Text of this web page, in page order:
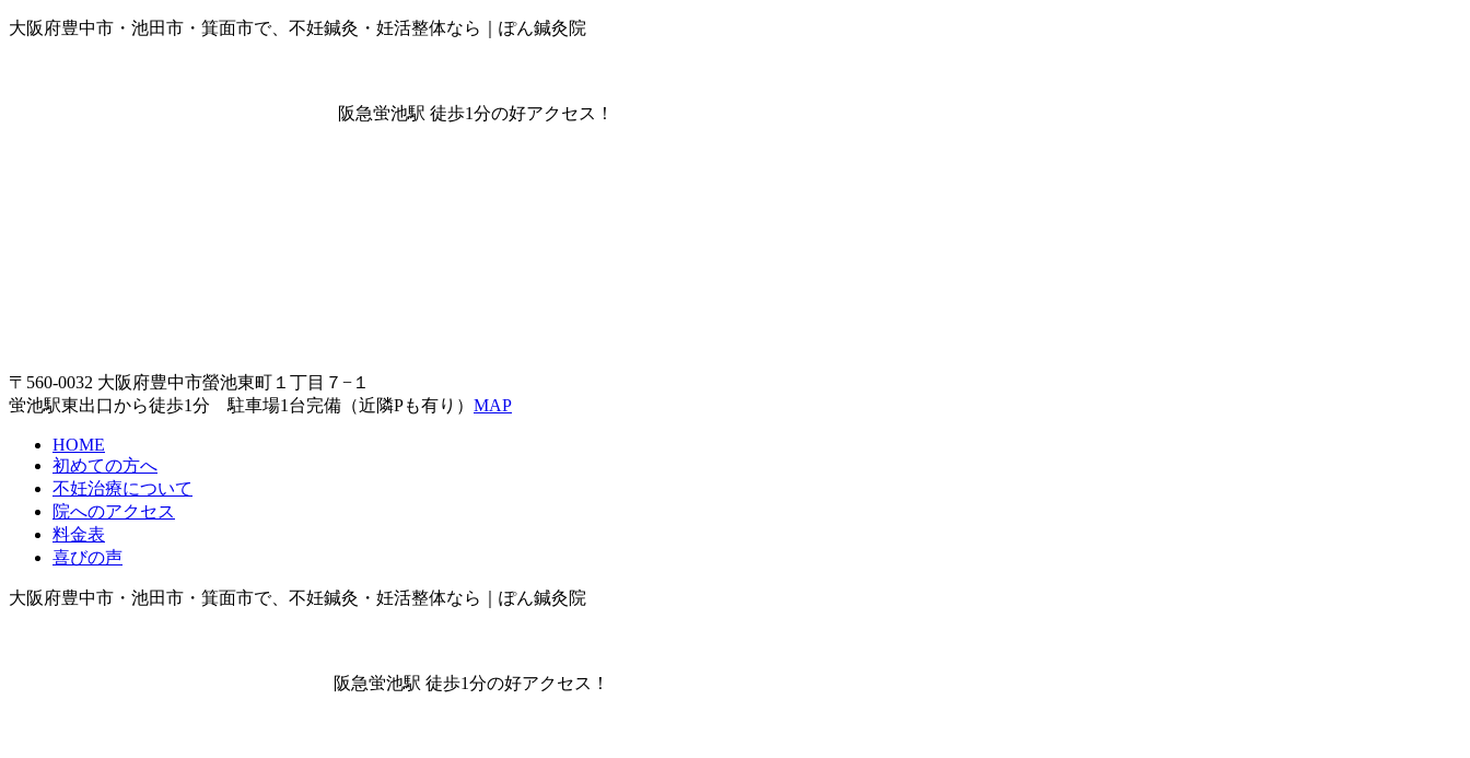
大阪府豊中市・池田市・箕面市で、不妊鍼灸・妊活整体なら｜ぽん鍼灸院
阪急蛍池駅 徒歩1分の好アクセス！
〒560-0032 大阪府豊中市螢池東町１丁目７−１
蛍池駅東出口から徒歩1分 駐車場1台完備（近隣Pも有り） MAP
HOME
初めての方へ
不妊治療について
院へのアクセス
料金表
喜びの声
大阪府豊中市・池田市・箕面市で、不妊鍼灸・妊活整体なら｜ぽん鍼灸院
阪急蛍池駅 徒歩1分の好アクセス！